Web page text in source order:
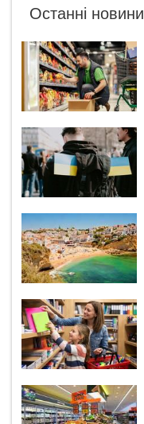
Останні новини